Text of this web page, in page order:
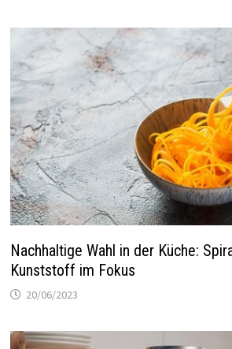
Nachhaltige Wahl in der Küche:
Kunststoff im Fokus
20/06/2023